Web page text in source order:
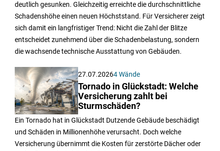
deutlich gesunken. Gleichzeitig erreichte die durchschnittliche
Schadenshöhe einen neuen Höchststand. Für Versicherer zeigt
sich damit ein langfristiger Trend: Nicht die Zahl der Blitze
entscheidet zunehmend über die Schadenbelastung, sondern
die wachsende technische Ausstattung von Gebäuden.
27.07.20264 Wände
Tornado in Glückstadt: Welche
Versicherung zahlt bei
Sturmschäden?
Ein Tornado hat in Glückstadt Dutzende Gebäude beschädigt
und Schäden in Millionenhöhe verursacht. Doch welche
Versicherung übernimmt die Kosten für zerstörte Dächer oder